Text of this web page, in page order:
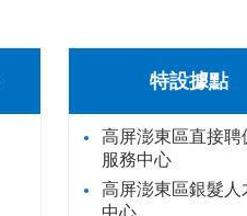
特設據點
高屏澎東區直接聘
服務中心
高屏澎東區銀髮人
中心